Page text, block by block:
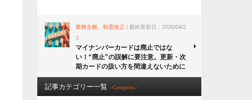
業務全般、制度改正 | 最終更新日：2026/04/2
3
マイナンバーカードは廃止ではな
い！“廃止”の誤解に要注意。更新・次
期カードの扱い方を間違えないために
記事カテゴリー一覧 - Categories -